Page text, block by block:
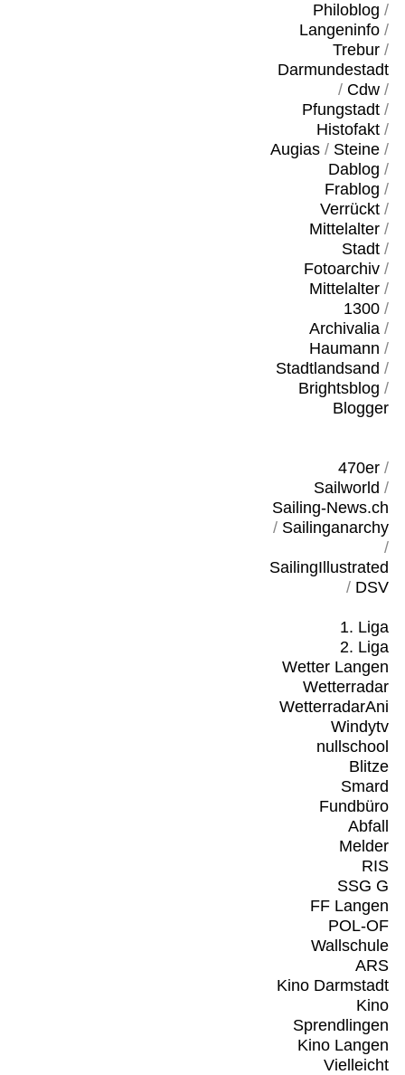
Philoblog /
Langeninfo/
Trebur/
Darmundestadt
/ Cdw/
Pfungstadt/
Histofakt/
Augias/ Steine/
Dablog /
Frablog /
Verrückt/
Mittelalter/
Stadt/
Fotoarchiv/
Mittelalter/
1300/
Archivalia/
Haumann /
Stadtlandsand /
Brightsblog /
Blogger
470er/
Sailworld /
Sailing-News.ch
/ Sailinganarchy
/
SailingIllustrated
/ DSV
1. Liga
2. Liga
Wetter Langen
Wetterradar
WetterradarAni
Windytv
nullschool
Blitze
Smard
Fundbüro
Abfall
Melder
RIS
SSG G
FF Langen
POL-OF
Wallschule
ARS
Kino Darmstadt
Kino
Sprendlingen
Kino Langen
Vielleicht